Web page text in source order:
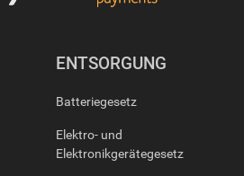
ENTSORGUNG
Batteriegesetz
Elektro- und
Elektronikgerätegesetz